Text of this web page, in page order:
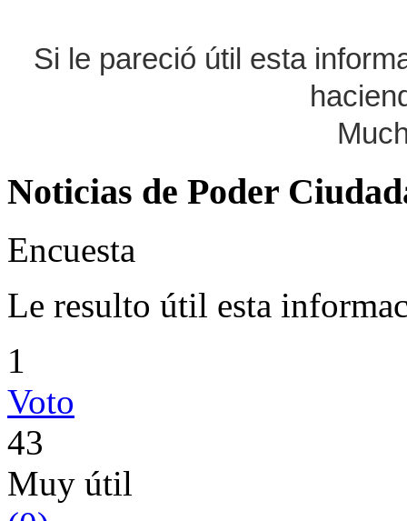
Si le pareció útil esta
Noticias de Poder
Encuesta
Le resulto útil esta
1
Voto
43
Muy útil